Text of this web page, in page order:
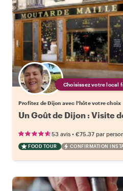
Choisissez votre local
Profitez de Dijon avec l'hôte votre choix
Un Goût de Dijon : Visite
53 avis • €75.37 par
FOOD TOUR CONFIRMATION